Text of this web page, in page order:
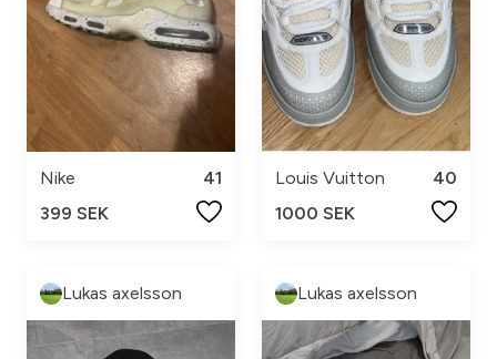
Nike
41
399 SEK
Louis Vuitton
40
1000 SEK
Lukas axelsson Lukas axelsson